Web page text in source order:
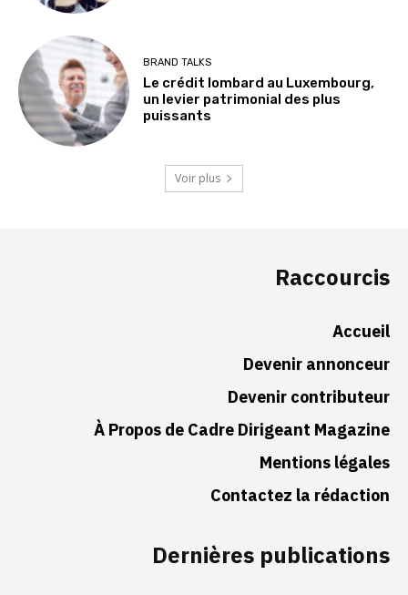
BRAND TALKS
Le crédit lombard au Luxembourg,
un levier patrimonial des plus
puissants
Voir plus
Raccourcis
Accueil
Devenir annonceur
Devenir contributeur
À Propos de Cadre Dirigeant Magazine
Mentions légales
Contactez la rédaction
Dernières publications